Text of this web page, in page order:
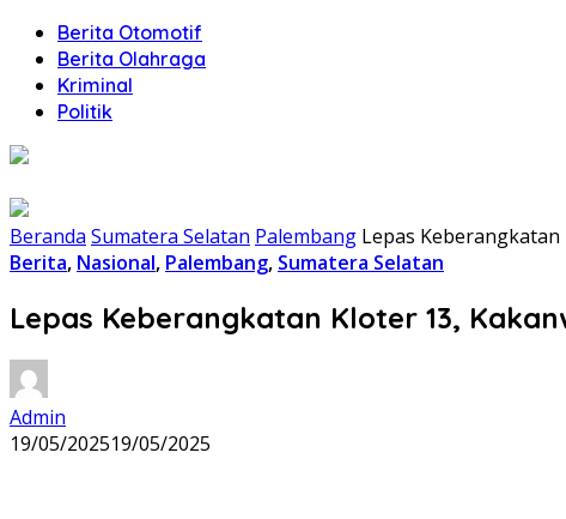
Berita Otomotif
Berita Olahraga
Kriminal
Politik
Beranda Sumatera Selatan Palembang Lepas
Berita, Nasional, Palembang, Sumatera Selatan
Lepas Keberangkatan Kloter 13,
Admin
19/05/202519/05/2025